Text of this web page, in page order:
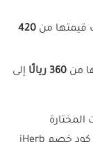
قيمتها من 420
من 360 ريالًا
إلى